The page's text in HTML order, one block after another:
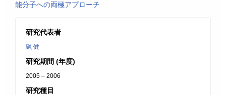
能分子への両極アプローチ
研究代表者
融 健
研究期間 (年度)
2005 – 2006
研究種目